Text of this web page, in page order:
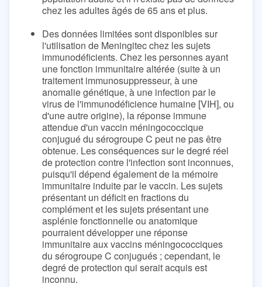
chez les adultes âgés de 65 ans et plus.
Des données limitées sont disponibles sur
l'utilisation de Meningitec chez les sujets
immunodéficients. Chez les personnes ayant
une fonction immunitaire altérée (suite à un
traitement immunosuppresseur, à une
anomalie génétique, à une infection par le
virus de l'immunodéficience humaine [VIH], ou
d'une autre origine), la réponse immune
attendue d'un vaccin méningococcique
conjugué du sérogroupe C peut ne pas être
obtenue. Les conséquences sur le degré réel
de protection contre l'infection sont inconnues,
puisqu'il dépend également de la mémoire
immunitaire induite par le vaccin. Les sujets
présentant un déficit en fractions du
complément et les sujets présentant une
asplénie fonctionnelle ou anatomique
pourraient développer une réponse
immunitaire aux vaccins méningococciques
du sérogroupe C conjugués ; cependant, le
degré de protection qui serait acquis est
inconnu.